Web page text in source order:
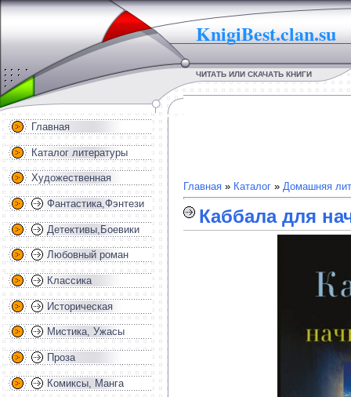
KnigiBest.clan.su
ЧИТАТЬ ИЛИ СКАЧАТЬ КНИГИ
Главная
Каталог литературы
Художественная
Фантастика,Фэнтези
Детективы,Боевики
Любовный роман
Классика
Историческая
Мистика, Ужасы
Проза
Комиксы, Манга
Главная » Каталог » Домашняя
Каббала для